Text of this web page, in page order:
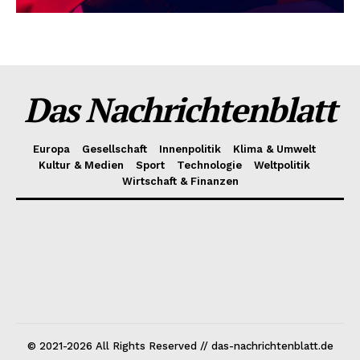
Das Nachrichtenblatt
Europa Gesellschaft Innenpolitik
Klima & Umwelt
Kultur & Medien
Sport Technologie
Weltpolitik
Wirtschaft & Finanzen
© 2021-2026 All Rights Reserved // das-nachrichtenblatt.de